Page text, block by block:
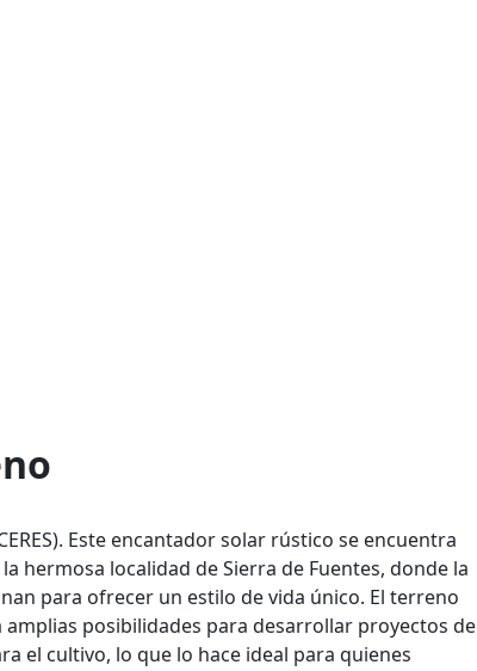
Este encantador solar rústico se encuentra
hermosa localidad de Sierra de Fuentes, donde la
para ofrecer un estilo de vida único. El terreno
posibilidades para desarrollar proyectos de
el cultivo, lo que lo hace ideal para quienes